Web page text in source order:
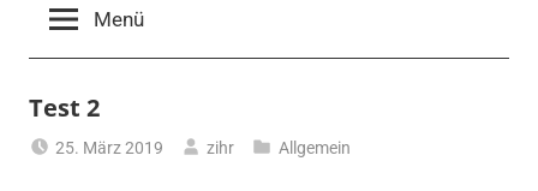
Menü
Test 2
25. März 2019 zihr Allgemein